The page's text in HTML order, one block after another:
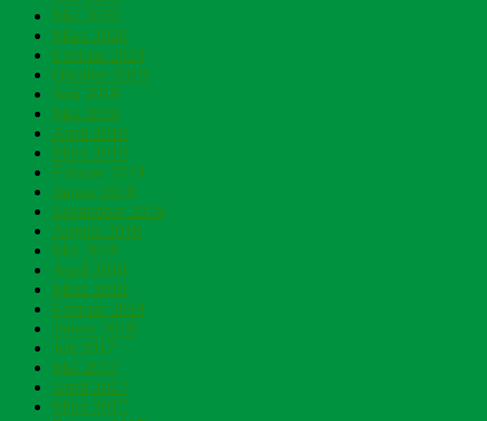
Mai 2020
März 2020
Februar 2020
Oktober 2019
Juni 2019
Mai 2019
April 2019
März 2019
Februar 2019
Januar 2019
September 2018
August 2018
Mai 2018
April 2018
März 2018
Februar 2018
Januar 2018
Juli 2017
Mai 2017
April 2017
März 2017